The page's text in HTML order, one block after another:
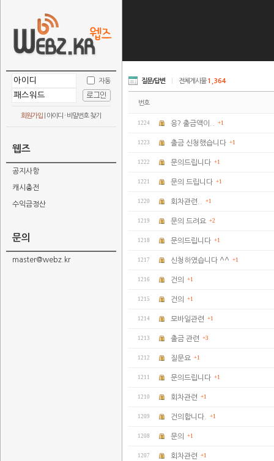
자동
회원가입 아이디 · 비밀번호 찾기
웹즈
공지사항
캐시충전
수익금정산
문의
master@webz.kr
질문/답변 전체게시물1,364
번호
1224 응? 출금액이.. +1
1223 출금 신청했습니다 +1
1222 문의드립니다 +1
1221 문의 드립니다 +1
1220 회차관련.. +1
1219 문의 드려요 +2
1218 문의드립니다 +1
1217 신청하였습니다 ^^ +1
1216 건의 +1
1215 건의 +1
1214 모바일관련 +1
1213 출금 관련 +3
1212 질문요 +1
1211 문의드립니다 +1
1210 회차관련 +1
1209 건의합니다. +1
1208 문의 +1
1207 회차관련 +1